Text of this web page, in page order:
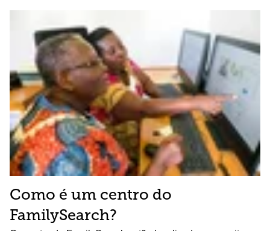
Como é um centro do
FamilySearch?